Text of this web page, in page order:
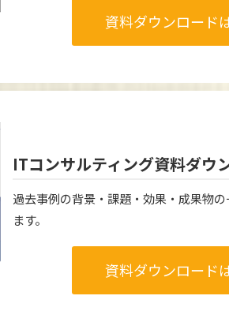
資料ダウンロード
ITコンサルティング資料ダウ
過去事例の背景・課題・効果・成果物
ます。
資料ダウンロード